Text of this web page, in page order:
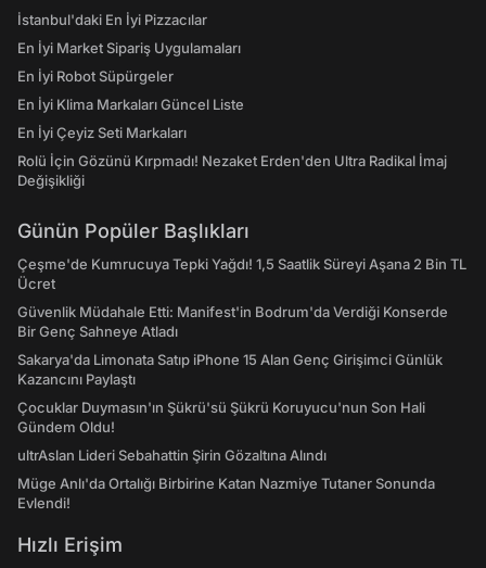
İstanbul'daki En İyi Pizzacılar
En İyi Market Sipariş Uygulamaları
En İyi Robot Süpürgeler
En İyi Klima Markaları Güncel Liste
En İyi Çeyiz Seti Markaları
Rolü İçin Gözünü Kırpmadı! Nezaket Erden'den Ultra Radikal İmaj
Değişikliği
Günün Popüler Başlıkları
Çeşme'de Kumrucuya Tepki Yağdı! 1,5 Saatlik Süreyi Aşana 2 Bin TL
Ücret
Güvenlik Müdahale Etti: Manifest'in Bodrum'da Verdiği Konserde
Bir Genç Sahneye Atladı
Sakarya'da Limonata Satıp iPhone 15 Alan Genç Girişimci Günlük
Kazancını Paylaştı
Çocuklar Duymasın'ın Şükrü'sü Şükrü Koruyucu'nun Son Hali
Gündem Oldu!
ultrAslan Lideri Sebahattin Şirin Gözaltına Alındı
Müge Anlı'da Ortalığı Birbirine Katan Nazmiye Tutaner Sonunda
Evlendi!
Hızlı Erişim